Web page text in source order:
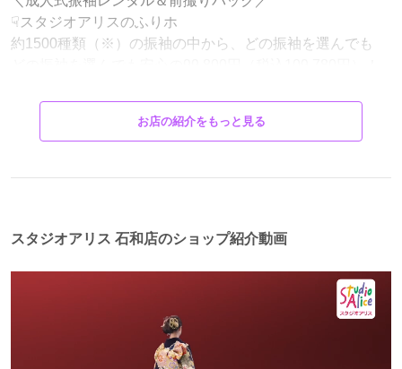
☟スタジオアリスのふりホ
約1500種類（※）の振袖の中から、どの振袖を選んでも
✅前撮り＋着付け＋ヘアセット
✅もしものときはキャンセル可能！
専門家に認められた振袖
傑作揃いの受賞柄振袖を要チェック！
受賞柄ももちろん、追加費用一切なし！
お店の紹介をもっと見る
スタジオアリス 石和店のショップ紹介動画